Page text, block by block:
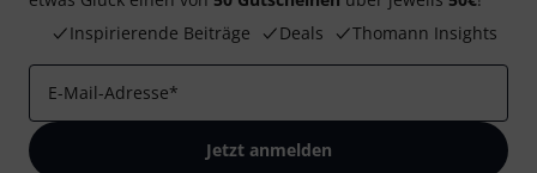
Inspirierende Beiträge
Deals Thomann Insights
E-Mail-Adresse*
Jetzt anmelden